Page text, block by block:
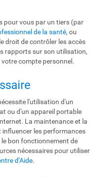
pour vous par un tiers (par
de la santé, ou
droit de contrôler les accès
rapports sur son utilisation,
votre compte personnel.
l'utilisation d'un
ou d'un appareil portable
La maintenance et la
influencer les performances
bon fonctionnement de
nécessaires pour utiliser
d’Aide.